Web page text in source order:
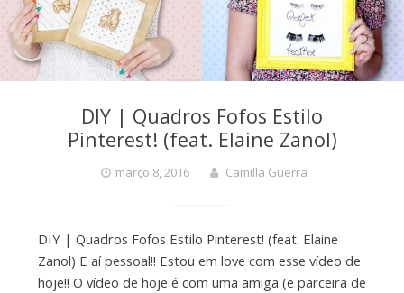
DIY | Quadros Fofos Estilo
Pinterest! (feat. Elaine Zanol)
março 8, 2016 Camilla Guerra
DIY | Quadros Fofos Estilo Pinterest! (feat. Elaine
Zanol) E aí pessoal!! Estou em love com esse vídeo de
hoje!! O vídeo de hoje é com uma amiga (e parceira de